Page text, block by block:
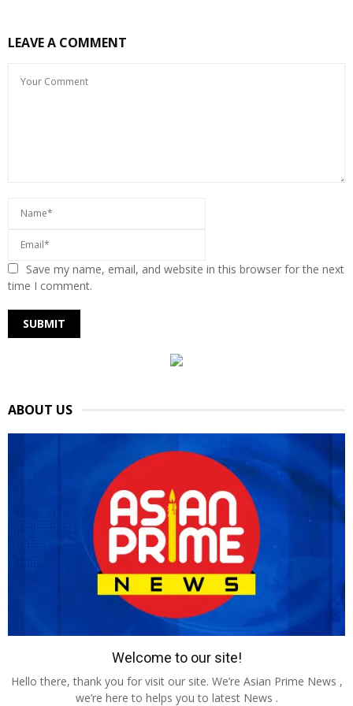
LEAVE A COMMENT
Save my name, email, and website in this browser for the next
time I comment.
ABOUT US
Welcome to our site!
Hello there, thank you for visit our site. We’re Asian Prime News ,
we’re here to helps you to latest News .